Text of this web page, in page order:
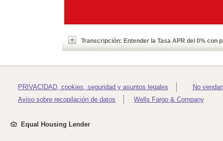
Transcripción: Entender la Tasa APR del 0% con
PRIVACIDAD, cookies, seguridad y asuntos legales
No
Aviso sobre recopilación de datos
Wells Fargo & Company
Equal Housing Lender